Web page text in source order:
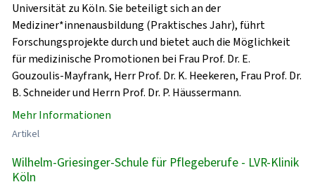
Universität zu Köln. Sie beteiligt sich an der
Mediziner*innenausbildung (Praktisches Jahr), führt
Forschungsprojekte durch und bietet auch die Möglichkeit
für medizinische Promotionen bei Frau Prof. Dr. E.
Gouzoulis-Mayfrank, Herr Prof. Dr. K. Heekeren, Frau Prof. Dr.
B. Schneider und Herrn Prof. Dr. P. Häussermann.
Mehr Informationen
Artikel
Wilhelm-Griesinger-Schule für Pflegeberufe - LVR-Klinik
Köln